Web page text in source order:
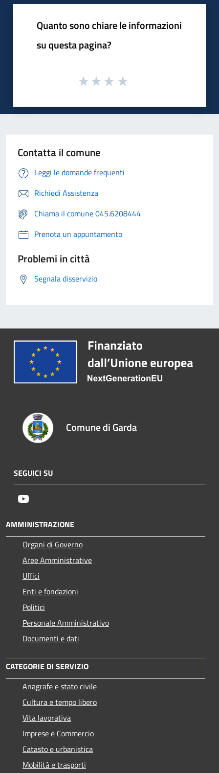
Quanto sono chiare le informazioni
su questa pagina?
Contatta il comune
Leggi le domande frequenti
Richiedi Assistenza
Chiama il comune 045.6208444
Prenota un appuntamento
Problemi in città
Segnala disservizio
Comune di Garda
SEGUICI SU
AMMINISTRAZIONE
Organi di Governo
Aree Amministrative
Uffici
Enti e fondazioni
Politici
Personale Amministrativo
Documenti e dati
CATEGORIE DI SERVIZIO
Anagrafe e stato civile
Cultura e tempo libero
Vita lavorativa
Imprese e Commercio
Catasto e urbanistica
Mobilità e trasporti